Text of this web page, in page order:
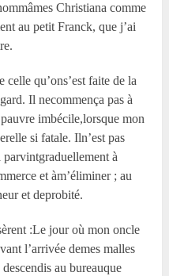
Christiana comme
au petit Franck, que j’ai
celle qu’ons’est faite de la
Il necommença pas à
imbécile,lorsque mon
si fatale. Iln’est pas
à
et àm’éliminer ; au
et deprobité.
:Le jour où mon oncle
l’arrivée demes malles
au bureauque